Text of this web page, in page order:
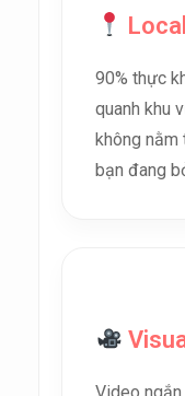
90% thực
quanh khu
không nằm
bạn đang